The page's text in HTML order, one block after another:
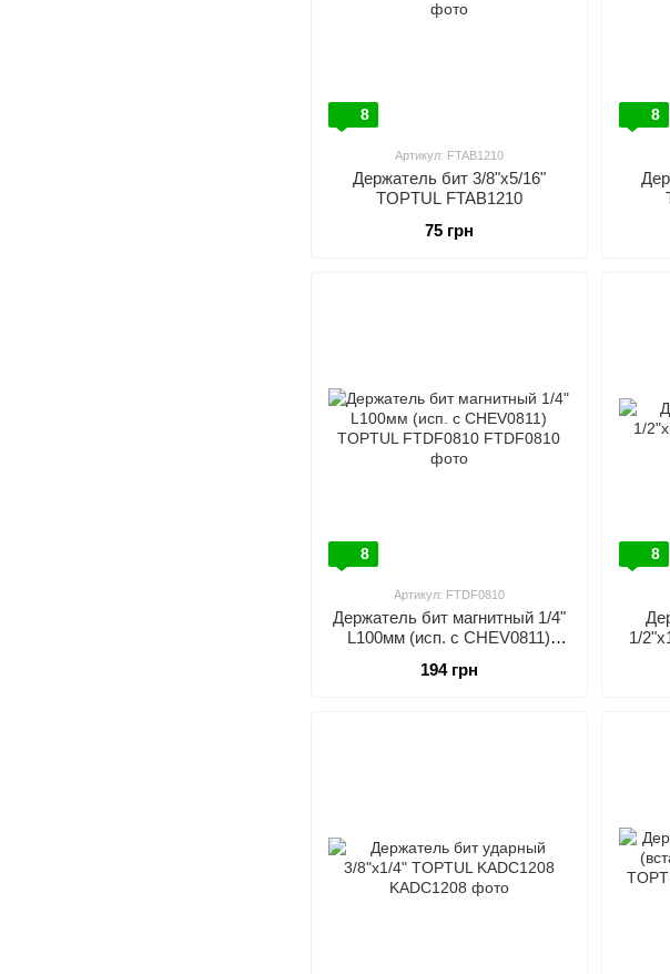
8
Артикул: FTAB1210
Держатель бит 3/8"х5/16"
TOPTUL FTAB1210
75 грн
8
8
Артикул: FTDF0810
Держатель бит магнитный 1/4"
L100мм (исп. с CHEV0811)
194 грн
8
1/